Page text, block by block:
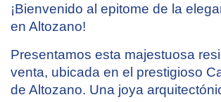
¡Bienvenido al epitome de la
en Altozano!
Presentamos esta majestuosa
venta, ubicada en el prestigioso
de Altozano. Una joya